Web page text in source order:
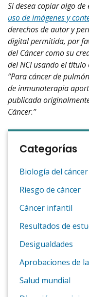
Si desea copiar algo de
uso de imágenes y
derechos de autor y
digital permitida, por
del Cáncer como su
del NCI usando el
“Para cáncer de
de inmunoterapia
publicada
Cáncer.”
Categorías
Biología del cáncer
Riesgo de cáncer
Cáncer infantil
Resultados de
Desigualdades
Aprobaciones de
Salud mundial